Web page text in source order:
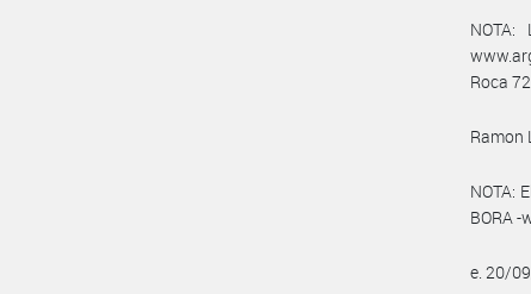
Roca
Ramon
NOTA:
BORA
e. 20/